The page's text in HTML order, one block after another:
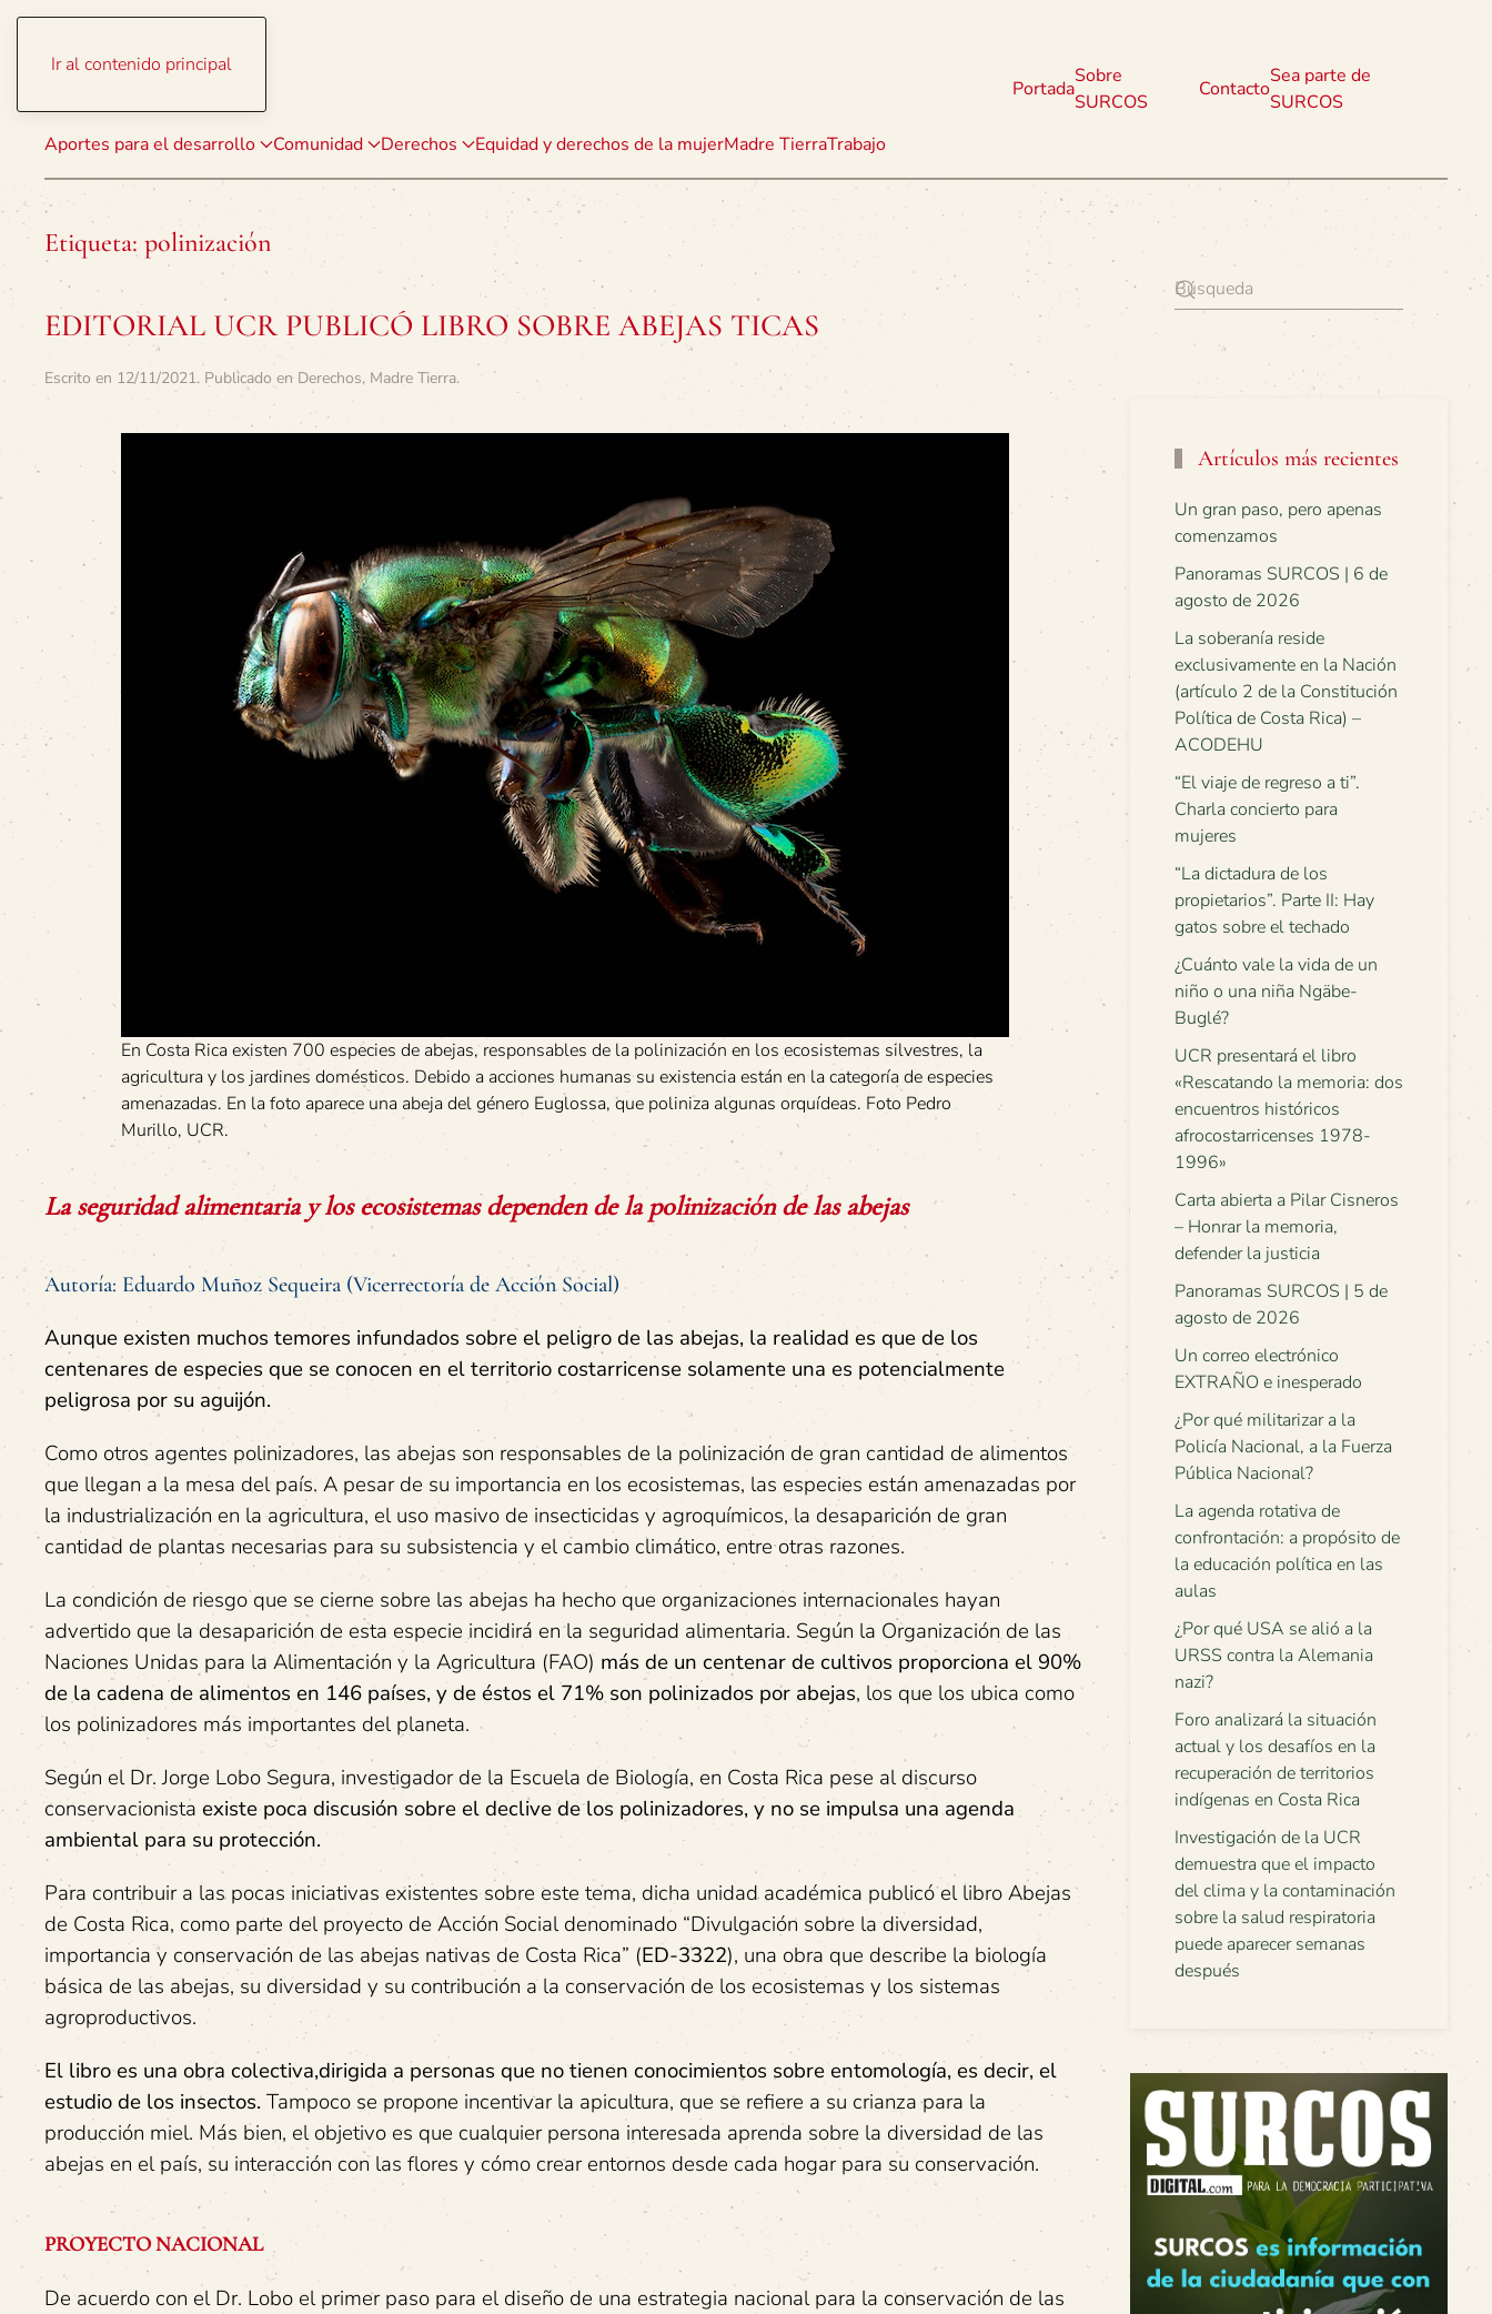
Ir al contenido principal
Aportes para el desarrollo Comunidad Derechos Equidad y derechos de la mujerMadre TierraTrabajo
Portada
Sobre
SURCOS
Contacto
Sea parte de
SURCOS
Etiqueta: polinización
EDITORIAL UCR PUBLICÓ LIBRO SOBRE ABEJAS TICAS
Escrito en 12/11/2021. Publicado en Derechos, Madre Tierra.
En Costa Rica existen 700 especies de abejas, responsables de la polinización en los ecosistemas silvestres, la
agricultura y los jardines domésticos. Debido a acciones humanas su existencia están en la categoría de especies
amenazadas. En la foto aparece una abeja del género Euglossa, que poliniza algunas orquídeas. Foto Pedro
Murillo, UCR.
La seguridad alimentaria y los ecosistemas dependen de la polinización de las abejas
Autoría: Eduardo Muñoz Sequeira (Vicerrectoría de Acción Social)
Aunque existen muchos temores infundados sobre el peligro de las abejas, la realidad es que de los
centenares de especies que se conocen en el territorio costarricense solamente una es potencialmente
peligrosa por su aguijón.
Como otros agentes polinizadores, las abejas son responsables de la polinización de gran cantidad de alimentos
que llegan a la mesa del país. A pesar de su importancia en los ecosistemas, las especies están amenazadas por
la industrialización en la agricultura, el uso masivo de insecticidas y agroquímicos, la desaparición de gran
cantidad de plantas necesarias para su subsistencia y el cambio climático, entre otras razones.
La condición de riesgo que se cierne sobre las abejas ha hecho que organizaciones internacionales hayan
advertido que la desaparición de esta especie incidirá en la seguridad alimentaria. Según la Organización de las
Naciones Unidas para la Alimentación y la Agricultura (FAO) más de un centenar de cultivos proporciona el 90%
de la cadena de alimentos en 146 países, y de éstos el 71% son polinizados por abejas, los que los ubica como
los polinizadores más importantes del planeta.
Según el Dr. Jorge Lobo Segura, investigador de la Escuela de Biología, en Costa Rica pese al discurso
conservacionista existe poca discusión sobre el declive de los polinizadores, y no se impulsa una agenda
ambiental para su protección.
Para contribuir a las pocas iniciativas existentes sobre este tema, dicha unidad académica publicó el libro Abejas
de Costa Rica, como parte del proyecto de Acción Social denominado “Divulgación sobre la diversidad,
importancia y conservación de las abejas nativas de Costa Rica” (ED-3322), una obra que describe la biología
básica de las abejas, su diversidad y su contribución a la conservación de los ecosistemas y los sistemas
agroproductivos.
El libro es una obra colectiva,dirigida a personas que no tienen conocimientos sobre entomología, es decir, el
estudio de los insectos. Tampoco se propone incentivar la apicultura, que se refiere a su crianza para la
producción miel. Más bien, el objetivo es que cualquier persona interesada aprenda sobre la diversidad de las
abejas en el país, su interacción con las flores y cómo crear entornos desde cada hogar para su conservación.
PROYECTO NACIONAL
De acuerdo con el Dr. Lobo el primer paso para el diseño de una estrategia nacional para la conservación de las
Artículos más recientes
Un gran paso, pero apenas
comenzamos
Panoramas SURCOS | 6 de
agosto de 2026
La soberanía reside
exclusivamente en la Nación
(artículo 2 de la Constitución
Política de Costa Rica) –
ACODEHU
“El viaje de regreso a ti”.
Charla concierto para
mujeres
“La dictadura de los
propietarios”. Parte II: Hay
gatos sobre el techado
¿Cuánto vale la vida de un
niño o una niña Ngäbe-
Buglé?
UCR presentará el libro
«Rescatando la memoria: dos
encuentros históricos
afrocostarricenses 1978-
1996»
Carta abierta a Pilar Cisneros
– Honrar la memoria,
defender la justicia
Panoramas SURCOS | 5 de
agosto de 2026
Un correo electrónico
EXTRAÑO e inesperado
¿Por qué militarizar a la
Policía Nacional, a la Fuerza
Pública Nacional?
La agenda rotativa de
confrontación: a propósito de
la educación política en las
aulas
¿Por qué USA se alió a la
URSS contra la Alemania
nazi?
Foro analizará la situación
actual y los desafíos en la
recuperación de territorios
indígenas en Costa Rica
Investigación de la UCR
demuestra que el impacto
del clima y la contaminación
sobre la salud respiratoria
puede aparecer semanas
después